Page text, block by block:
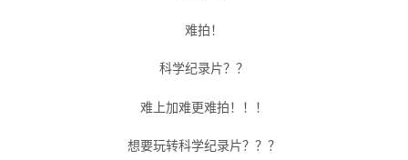
难拍！
科学纪录片？？
难上加难更难拍！！！
想要玩转科学纪录片？？？